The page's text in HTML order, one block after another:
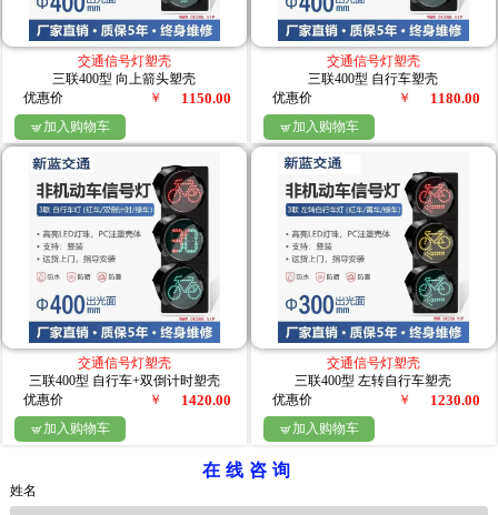
交通信号灯塑壳
三联400型 向上箭头塑壳
优惠价
￥ 1150.00
加入购物车
交通信号灯塑壳
三联400型 自行车塑壳
优惠价
￥ 1180.00
加入购物车
交通信号灯塑壳
三联400型 自行车+双倒计时塑壳
优惠价
￥ 1420.00
加入购物车
交通信号灯塑壳
三联400型 左转自行车塑壳
优惠价
￥ 1230.00
加入购物车
在线咨询
姓名